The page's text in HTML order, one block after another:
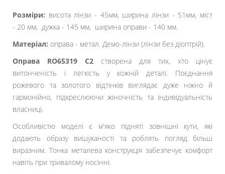
Розміри: висота лінзи - 45мм, ширина лінзи - 51мм, міст
- 20 мм, дужка - 145 мм, ширина оправи - 140 мм.
Матеріал: оправа - метал. Демо-лінзи (лінзи без діоптрій).
Оправа RO65319 C2 створена для тих, хто цінує
витонченість і легкість у кожній деталі. Поєднання
рожевого та золотого відтінків виглядає дуже ніжно й
гармонійно, підкреслюючи жіночність та індивідуальність
власниці.
Особливістю моделі є м'яко підняті зовнішні кути, які
додають образу вишуканості та роблять погляд більш
виразним. Тонка металева конструкція забезпечує комфорт
навіть при тривалому носінні.